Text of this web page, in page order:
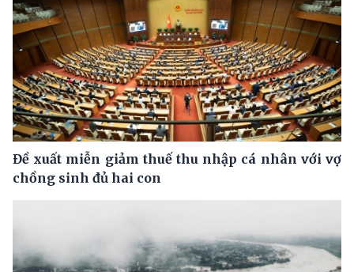
Đề xuất miễn giảm thuế thu nhập cá nhân với vợ
chồng sinh đủ hai con